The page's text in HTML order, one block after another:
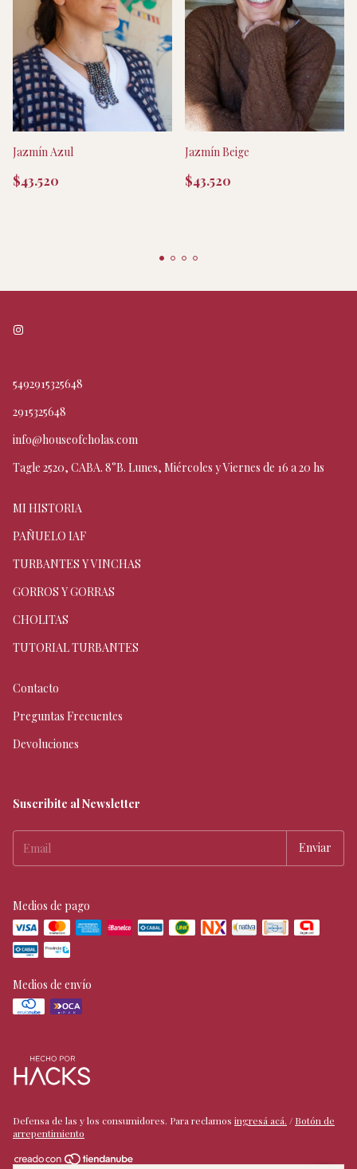
Jazmín Azul
$43.520
Jazmín Beige
$43.520
5492915325648
2915325648
info@houseofcholas.com
Tagle 2520, CABA. 8°B. Lunes, Miércoles y Viernes de 16 a 20 hs
MI HISTORIA
PAÑUELO IAF
TURBANTES Y VINCHAS
GORROS Y GORRAS
CHOLITAS
TUTORIAL TURBANTES
Contacto
Preguntas Frecuentes
Devoluciones
Suscribite al Newsletter
Medios de pago
Medios de envío
Defensa de las y los consumidores. Para reclamos ingresá acá. / Botón de
arrepentimiento